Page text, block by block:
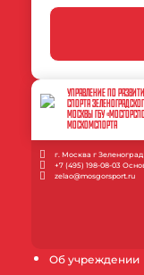
Об учреждении
УПРАВЛЕНИЕ ПО
СПОРТА
МОСКВЫ ГБУ
МОСКОМСПОРТА
г. Москва г Зеленоград
+7 (495) 198-08-03
zelao@mosgorsport.ru